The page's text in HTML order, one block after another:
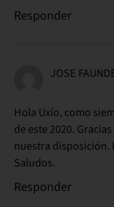
Responder
JOSE
Hola Uxío, como
de este 2020.
nuestra disposición.
Saludos.
Responder